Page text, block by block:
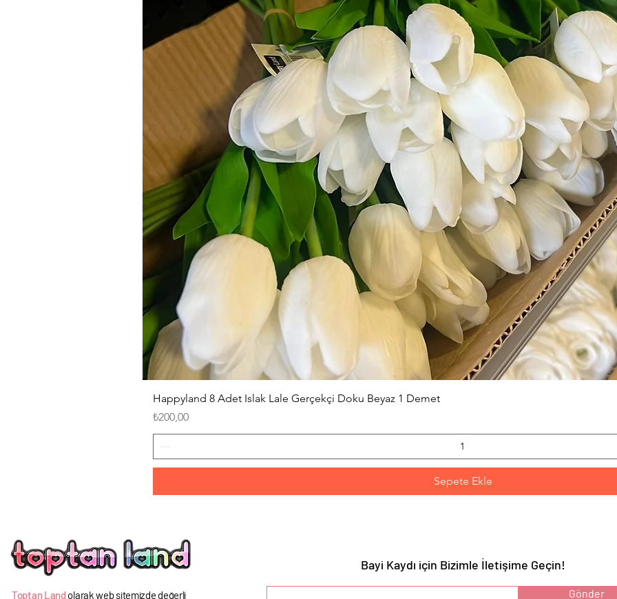
Happyland 8 Adet Islak Lale Gerçekçi Doku Beyaz 1 Demet
Fiyat
₺200,00
Sepete Ekle
Toptan Land olarak web sitemizde değerli
UYARI :
Bayi Kaydı için Bizimle İletişime Geçin!
Gönder